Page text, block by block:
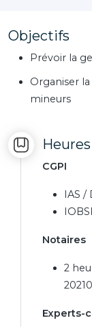
Objectifs
Prévoir la
Organiser
mineurs
CGPI
IAS /
Notaires
2
Experts-